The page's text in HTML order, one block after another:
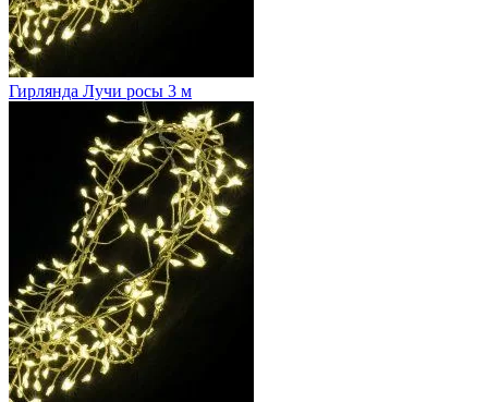
Гирлянда Лучи росы 3 м